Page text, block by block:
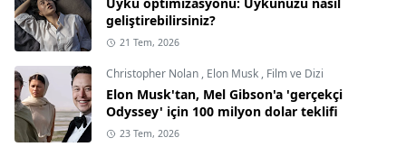
geliştirebilirsiniz?
21 Tem, 2026
Christopher Nolan , Elon Musk , Film ve Dizi
Elon Musk'tan, Mel Gibson'a 'gerçekçi
Odyssey' için 100 milyon dolar teklifi
23 Tem, 2026